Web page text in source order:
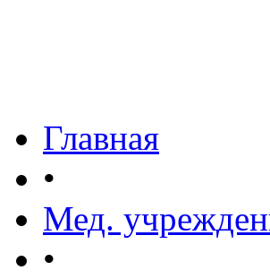
Главная
•
Мед.
•